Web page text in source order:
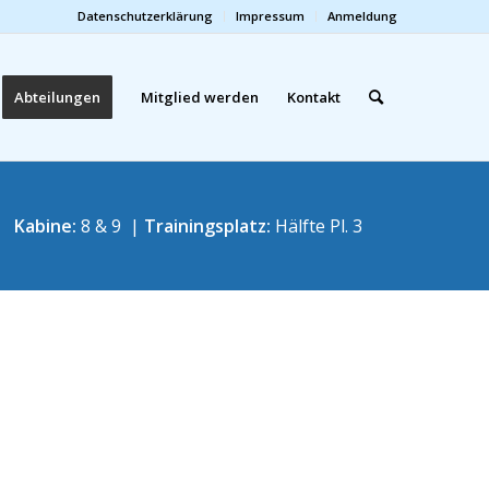
Datenschutzerklärung Impressum Anmeldung
Abteilungen Mitglied werden Kontakt
Kabine: 8 & 9 | Trainingsplatz: Hälfte Pl. 3